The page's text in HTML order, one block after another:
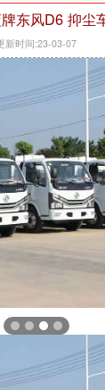
东风D6 抑尘
新时间:23-03-07